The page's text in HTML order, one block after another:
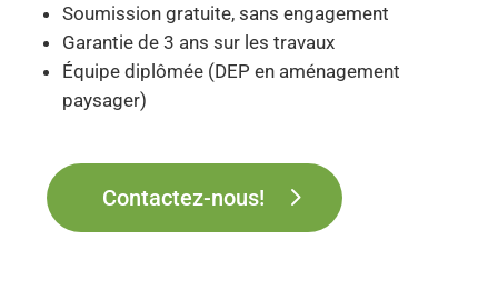
Soumission gratuite, sans engagement
Garantie de 3 ans sur les travaux
Équipe diplômée (DEP en aménagement
paysager)
Contactez-nous!